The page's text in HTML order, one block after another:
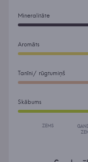
Mineralitāte
Aromāts
Tanīni/ rūgtumiņš
Skābums
ZEMS